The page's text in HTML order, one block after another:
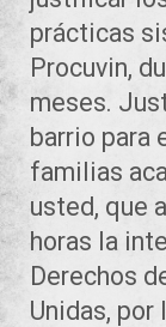
prácticas
Procuvin,
meses.
barrio para
familias
usted, que
horas la
Derechos
Unidas, por